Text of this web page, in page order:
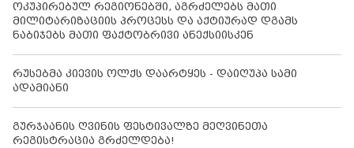
ოკუპირებულ რეგიონებში, აგრძელებს მათი
მილიტარიზაციის პროცესს და აქტიურად დგამს
ნაბიჯებს მათი ფაქტობრივი ანექსიისკენ
რუსებმა კიევის ოლქს დაარტყეს - დაიღუპა სამი
ადამიანი
გურჯაანის ღვინის ფესტივალზე მეღვინეთა
რეგისტრაცია გრძელდება!